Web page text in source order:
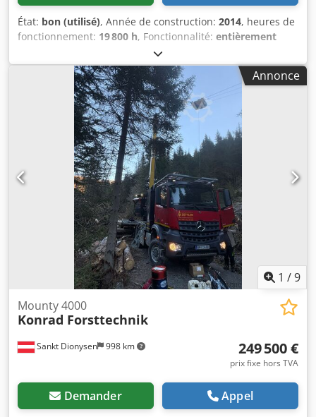
État: bon (utilisé), Année de construction: 2014, heures de
fonctionnement: 19 800 h, Fonctionnalité: entièrement
, type de carburant:
Équipement:cabine, climatisation, phares
supplémentaires, éclairage, À vendre : grue à câble
Mounty 3000 d’occasion (« moissonneuse de montagne »),
fabriquée par Konrad Forsttechnik GmbH pour
l’exploitation forestière. Année de fabrication : 2014 Avec
tête processeur Woody 60 (y compris scie à cimes) Chariot :
Prisys Dkedpfx Apswtw Apo Hor Véhicule porteur : MAN
TGS Peut être vue en service à tout moment. Particularités
: Idéale pour les pentes raides et les terrains difficiles !
Construction très robuste pour la récolte forestière
intensive. Entretien régulier – immédiatement
opérationnelle ! État : Très bien entretenue, tant sur le
plan technique qu’esthétique Prête à l’emploi sans travaux
d’entretien en attente
Annonce
1 /9
Sankt Dionysen 998 km
Mounty 4000
Konrad Forsttechnik
249 500 €
prix fixe hors TVA
Demander Appel